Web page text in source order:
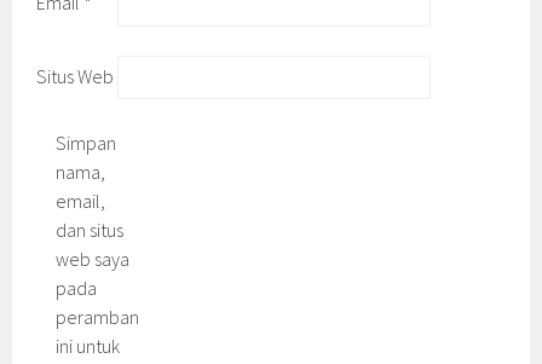
Situs Web
Simpan
nama,
email,
dan situs
web saya
pada
peramban
ini untuk